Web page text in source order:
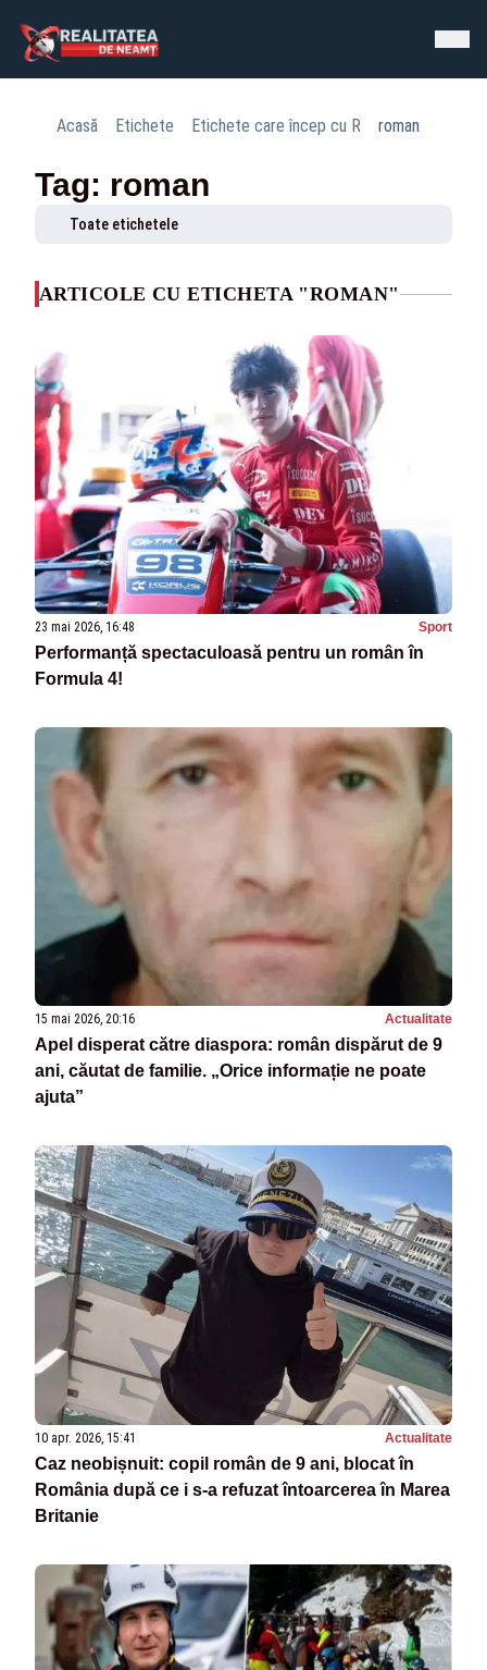
Acasă Etichete Etichete care încep cu R roman
Tag: roman
Toate etichetele
ARTICOLE CU ETICHETA "ROMAN"
23 mai 2026, 16:48 Sport
Performanță spectaculoasă pentru un român în
Formula 4!
15 mai 2026, 20:16 Actualitate
Apel disperat către diaspora: român dispărut de 9
ani, căutat de familie. „Orice informație ne poate
ajuta”
10 apr. 2026, 15:41 Actualitate
Caz neobișnuit: copil român de 9 ani, blocat în
România după ce i s-a refuzat întoarcerea în Marea
Britanie